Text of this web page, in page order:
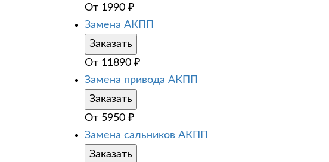
От 1990 ₽
Замена АКПП
Заказать
От 11890 ₽
Замена привода АКПП
Заказать
От 5950 ₽
Замена сальников АКПП
Заказать